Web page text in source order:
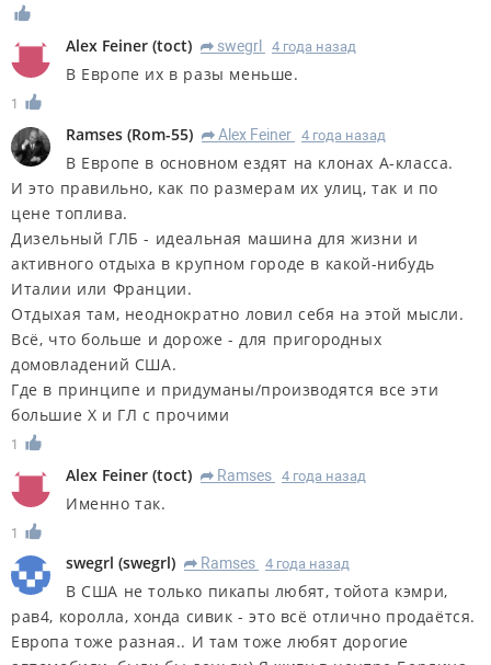
Alex Feiner (toct) R swegrl 4 года назад
В Европе их в разы меньше.
1
Ramses (Rom-55) R Alex Feiner 4 года назад
В Европе в основном ездят на клонах А-класса.
И это правильно, как по размерам их улиц, так и по
цене топлива.
Дизельный ГЛБ - идеальная машина для жизни и
активного отдыха в крупном городе в какой-нибудь
Италии или Франции.
Отдыхая там, неоднократно ловил себя на этой мысли.
Всё, что больше и дороже - для пригородных
домовладений США.
Где в принципе и придуманы/производятся все эти
большие Х и ГЛ с прочими
1
Alex Feiner (toct) R Ramses 4 года назад
Именно так.
1
swegrl (swegrl) R Ramses 4 года назад
В США не только пикапы любят, тойота кэмри,
рав4, королла, хонда сивик - это всё отлично продаётся.
Европа тоже разная.. И там тоже любят дорогие